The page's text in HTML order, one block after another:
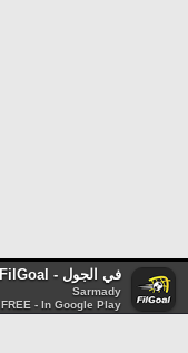
في الجول - FilGoal
Sarmady
FREE - In Google Play